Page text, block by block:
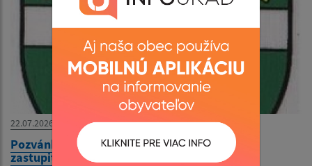
22.07.2026
Pozvánka na XXIV. zasadnutie obecného
zastupiteľstva